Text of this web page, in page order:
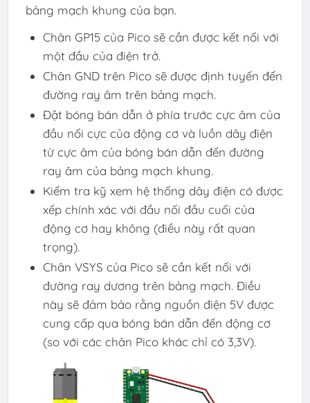
bảng mạch khung của bạn.
Chân GP15 của Pico sẽ cần được kết nối với
một đầu của điện trở.
Chân GND trên Pico sẽ được định tuyến đến
đường ray âm trên bảng mạch.
Đặt bóng bán dẫn ở phía trước cực âm của
đầu nối cực của động cơ và luồn dây điện
từ cực âm của bóng bán dẫn đến đường
ray âm của bảng mạch khung.
Kiểm tra kỹ xem hệ thống dây điện có được
xếp chính xác với đầu nối đầu cuối của
động cơ hay không (điều này rất quan
trọng).
Chân VSYS của Pico sẽ cần kết nối với
đường ray dương trên bảng mạch. Điều
này sẽ đảm bảo rằng nguồn điện 5V được
cung cấp qua bóng bán dẫn đến động cơ
(so với các chân Pico khác chỉ có 3,3V).